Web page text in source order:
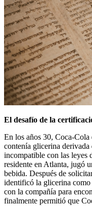
El desafío de la
En los años 30, Coca-
contenía glicerina derivada
incompatible con las leyes
residente en Atlanta, jugó
bebida. Después de
identificó la glicerina
con la compañía para
finalmente permitió que